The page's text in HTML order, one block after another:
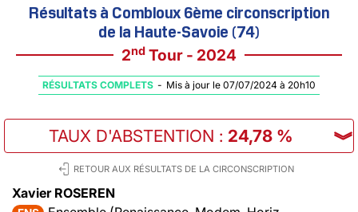
Résultats à Combloux 6ème circonscription
de la Haute-Savoie (74)
2nd Tour - 2024
RÉSULTATS COMPLETS - Mis à jour le 07/07/2024 à 20h10
TAUX D'ABSTENTION : 24,78 % ︾
RETOUR AUX RÉSULTATS DE LA CIRCONSCRIPTION
Xavier ROSEREN